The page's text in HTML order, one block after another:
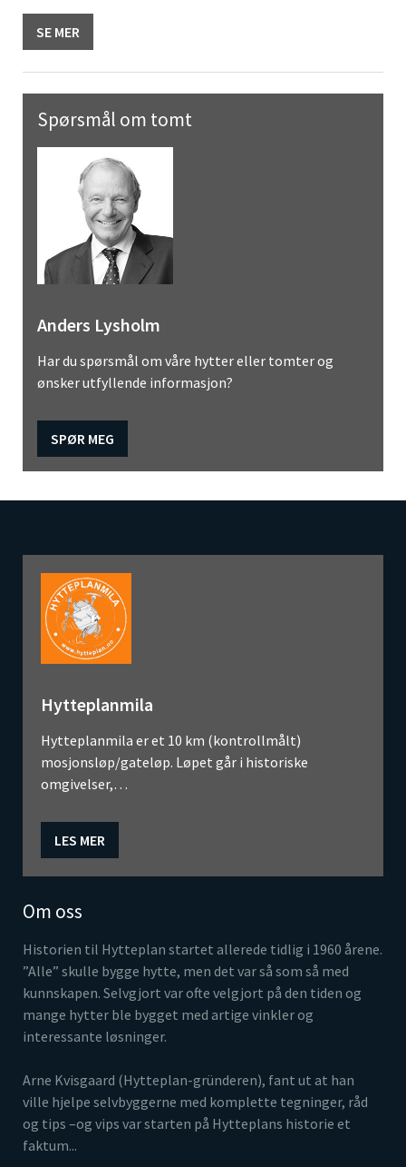
SE MER
Spørsmål om tomt
Anders Lysholm
Har du spørsmål om våre hytter eller tomter og
ønsker utfyllende informasjon?
SPØR MEG
Hytteplanmila
Hytteplanmila er et 10 km (kontrollmålt)
mosjonsløp/gateløp. Løpet går i historiske
omgivelser,…
LES MER
Om oss
Historien til Hytteplan startet allerede tidlig i 1960 årene.
”Alle” skulle bygge hytte, men det var så som så med
kunnskapen. Selvgjort var ofte velgjort på den tiden og
mange hytter ble bygget med artige vinkler og
interessante løsninger.
Arne Kvisgaard (Hytteplan-gründeren), fant ut at han
ville hjelpe selvbyggerne med komplette tegninger, råd
og tips –og vips var starten på Hytteplans historie et
faktum...